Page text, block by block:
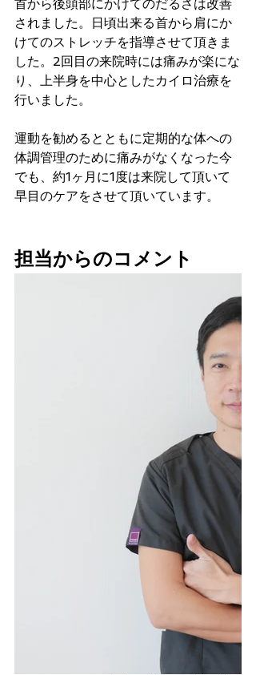
首から後頭部にかけてのだるさは改善
されました。日頃出来る首から肩にか
けてのストレッチを指導させて頂きま
した。2回目の来院時には痛みが楽にな
り、上半身を中心としたカイロ治療を
行いました。
運動を勧めるとともに定期的な体への
体調管理のために痛みがなくなった今
でも、約1ヶ月に1度は来院して頂いて
早目のケアをさせて頂いています。
担当からのコメント